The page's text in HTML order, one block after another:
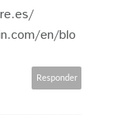
en/blo
Responder